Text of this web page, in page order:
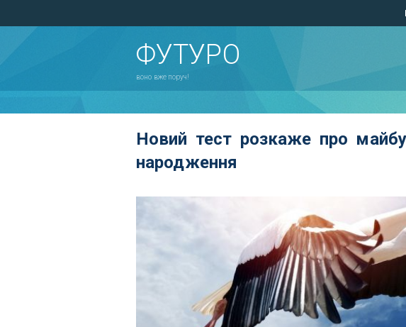
ФУТУРО
воно вже поруч!
Новий тест розкаже про
народження